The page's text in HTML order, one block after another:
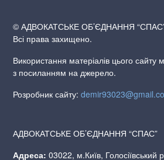
© АДВОКАТСЬКЕ ОБ’ЄДНАННЯ
Всі права захищено.
Використання матеріалів цього сайту
з посиланням на джерело.
Розробник сайту:
АДВОКАТСЬКЕ ОБ’ЄДНАННЯ “СПАС”
Адреса: 03022, м.Київ,